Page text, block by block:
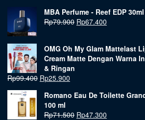
MBA Perfume - Reef EDP 30ml
Rp79.900 Rp67.400
OMG Oh My Glam Mattelast
Cream Matte Dengan Warna
& Ringan
Rp99.400 Rp25.900
Romano Eau De Toilette
100 ml
Rp71.500 Rp47.300